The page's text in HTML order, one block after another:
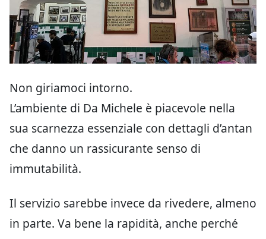
Non giriamoci intorno.
L’ambiente di Da Michele è piacevole nella
sua scarnezza essenziale con dettagli d’antan
che danno un rassicurante senso di
immutabilità.
Il servizio sarebbe invece da rivedere, almeno
in parte. Va bene la rapidità, anche perché